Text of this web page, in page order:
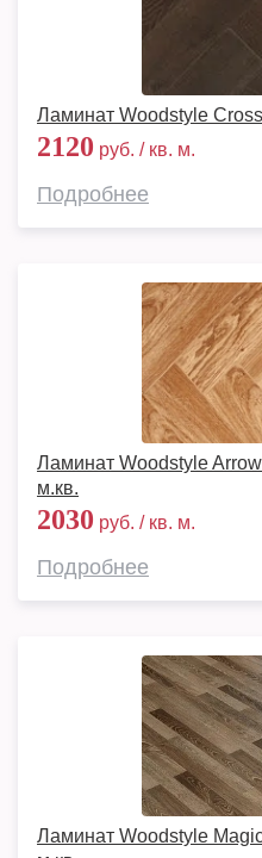
Ламинат Woodstyle
2120 руб. / кв. м.
Подробнее
Ламинат Woodstyle
м.кв.
2030 руб. / кв. м.
Подробнее
Ламинат Woodstyle